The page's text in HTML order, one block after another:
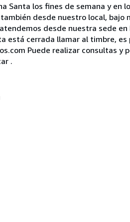
Santa los fines de semana y
desde nuestro local,
desde nuestra sede
está cerrada llamar al timbre,
Puede realizar consultas
.